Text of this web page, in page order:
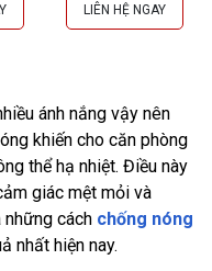
LIÊN HỆ NGAY
ánh nắng vậy nên
khiến cho căn phòng
thể hạ nhiệt. Điều này
giác mệt mỏi và
cách chống nóng
nhất hiện nay.